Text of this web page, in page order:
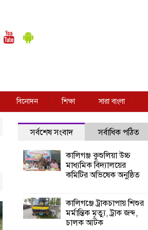
বিনোদন শিক্ষা সারা বাংলা
সর্বশেষ সংবাদ সর্বাধিক পঠিত
কালিগঞ্জ কুশুলিয়া উচ্চ
মাধ্যমিক বিদ্যালয়ের
কমিটির অভিষেক অনুষ্ঠিত
কালিগঞ্জে ট্রাকচাপায় শিশুর
মর্মান্তিক মৃত্যু, ট্রাক জব্দ,
চালক আটক